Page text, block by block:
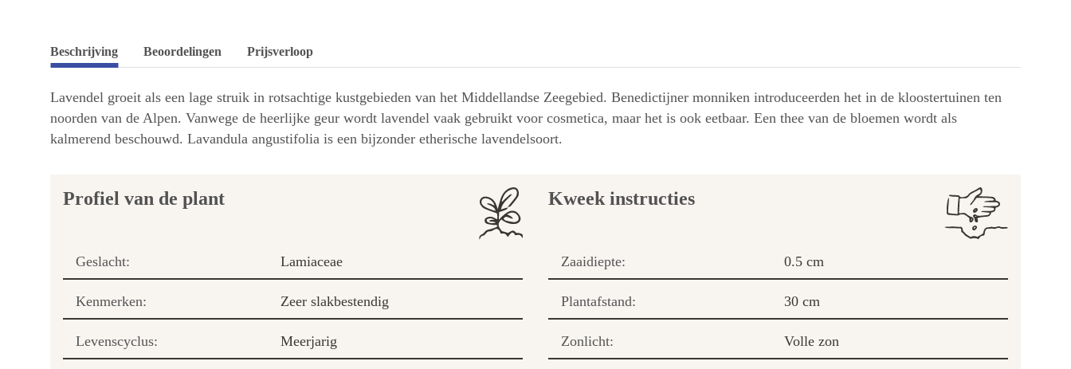
Beschrijving Beoordelingen Prijsverloop
Lavendel groeit als een lage struik in rotsachtige kustgebieden van het Middellandse Zeegebied. Benedictijner monniken introduceerden het in de kloostertuinen ten
noorden van de Alpen. Vanwege de heerlijke geur wordt lavendel vaak gebruikt voor cosmetica, maar het is ook eetbaar. Een thee van de bloemen wordt als
kalmerend beschouwd. Lavandula angustifolia is een bijzonder etherische lavendelsoort.
Profiel van de plant
Geslacht: Lamiaceae
Kenmerken: Zeer slakbestendig
Levenscyclus: Meerjarig
Kweek instructies
Zaaidiepte: 0.5 cm
Plantafstand: 30 cm
Zonlicht: Volle zon